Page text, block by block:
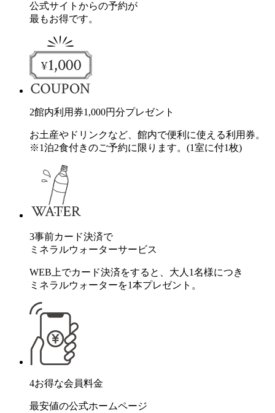
公式サイトからの予約が
最もお得です。
2館内利用券1,000円分プレゼント
お土産やドリンクなど、館内で便利に使える利用券。
※1泊2食付きのご予約に限ります。(1室に付1枚)
3事前カード決済で
ミネラルウォーターサービス
WEB上でカード決済をすると、大人1名様につき
ミネラルウォーターを1本プレゼント。
4お得な会員料金
最安値の公式ホームページ